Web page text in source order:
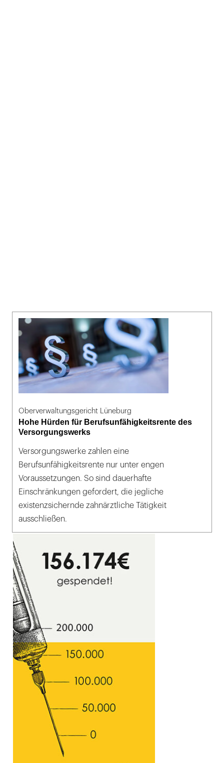
Oberverwaltungsgericht Lüneburg
Hohe Hürden für Berufsunfähigkeitsrente des
Versorgungswerks
Versorgungswerke zahlen eine
Berufsunfähigkeitsrente nur unter engen
Voraussetzungen. So sind dauerhafte
Einschränkungen gefordert, die jegliche
existenzsichernde zahnärztliche Tätigkeit
ausschließen.